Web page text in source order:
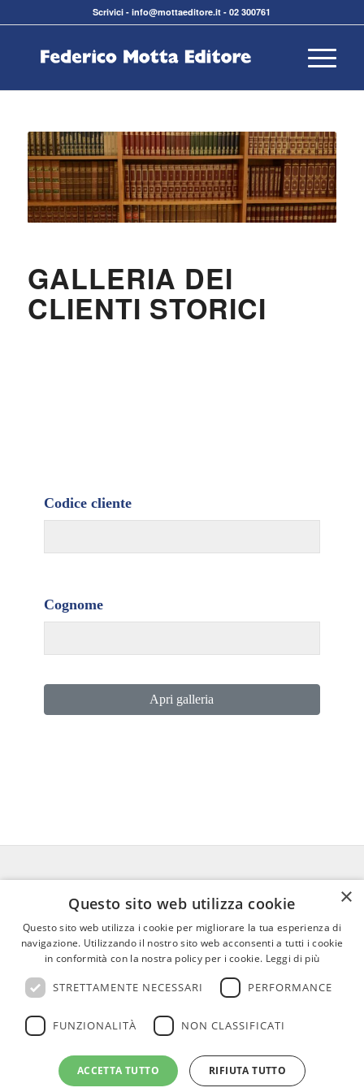
Scrivici -info@mottaeditore.it -02 300761
GALLERIA DEI
CLIENTI STORICI
Codice cliente
Cognome
Apri galleria
FEDERICO MOTTA EDITORE
02 300761– info@mottaeditore.it–
08233380966 – Cap.Soc. € 1.000.000 I.V. –
REA MI 2011580
×
Questo sito web utilizza cookie
Questo sito web utilizza i cookie per migliorare la tua esperienza di
navigazione. Utilizzando il nostro sito web acconsenti a tutti i cookie
in conformità con la nostra policy per i cookie. Leggi di più
STRETTAMENTE NECESSARI PERFORMANCE
FUNZIONALITÀ NON CLASSIFICATI
ACCETTA TUTTO RIFIUTA TUTTO